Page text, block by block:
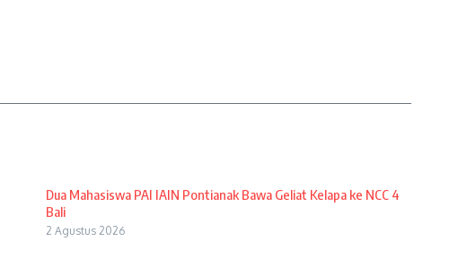
Dua Mahasiswa PAI IAIN Pontianak Bawa Geliat Kelapa ke NCC 4
Bali
2 Agustus 2026